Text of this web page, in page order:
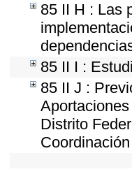
85 II H : Las
85 II I :
85 II J :
Distrito